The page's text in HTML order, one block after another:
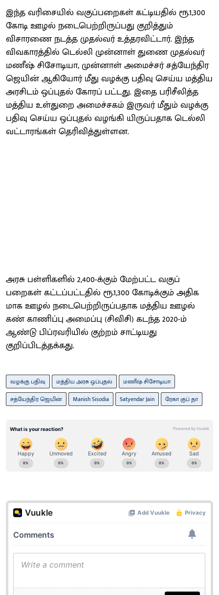
இந்த வரிசையில் வகுப்பறைகள் கட்டியதில் ரூ.1,300
கோடி ஊழல் நடைபெற்றிருப்பது குறித்தும்
விசாரணை நடத்த முதல்வர் உத்தரவிட்டார். இந்த
விவகாரத்தில் டெல்லி முன்னாள் துணை முதல்வர்
மணீஷ் சிசோடியா, முன்னாள் அமைச்சர் சத்யேந்திர
ஜெயின் ஆகியோர் மீது வழக்கு பதிவு செய்ய மத்திய
அரசிடம் ஒப்புதல் கோரப் பட்டது. இதை பரிசீலித்த
மத்திய உள்துறை அமைச்சகம் இருவர் மீதும் வழக்கு
பதிவு செய்ய ஒப்புதல் வழங்கி யிருப்பதாக டெல்லி
வட்டாரங்கள் தெரிவித்துள்ளன.
அரசு பள்ளிகளில் 2,400-க்கும் மேற்பட்ட வகுப்
பறைகள் கட்டப்பட்டதில் ரூ.1,300 கோடிக்கும் அதிக
மாக ஊழல் நடைபெற்றிருப்பதாக மத்திய ஊழல்
கண் காணிப்பு அமைப்பு (சிவிசி) கடந்த 2020-ம்
ஆண்டு பிப்ரவரியில் குற்றம் சாட்டியது
குறிப்பிடத்தக்கது.
வழக்கு பதிவு மத்திய அரசு ஒப்புதல்
மணீஷ் சிசோடியா
சத்யேந்திர ஜெயின்
Manish Sisodia Satyendar Jain ரேகா குப் தா